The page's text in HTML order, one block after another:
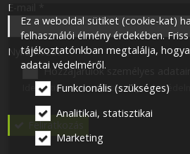
-
-
E-mail
Nyilatkozat*
Hozzájárulok személyes
Ide kattintva tekinthető meg:
Feliratkozás
Ez a weboldal sütiket (cookie-kat)
felhasználói élmény érdekében.
tájékoztatónkban megtalálja,
adatai védelméről.
Funkcionális (szükséges)
Analitikai, statisztikai
Marketing